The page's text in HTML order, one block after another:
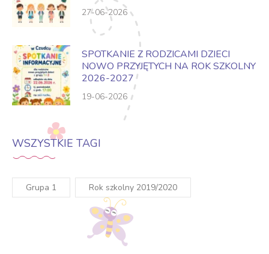
27-06-2026
SPOTKANIE Z RODZICAMI DZIECI
NOWO PRZYJĘTYCH NA ROK SZKOLNY
2026-2027
19-06-2026
WSZYSTKIE TAGI
Grupa 1 Rok szkolny 2019/2020